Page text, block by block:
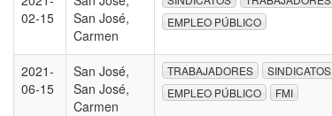
02-15
San José,
Carmen
EMPLEO PÚBLICO
2021-
06-15
San José,
San José,
Carmen
TRABAJADORES
SINDICATOS
EMPLEO PÚBLICO
FMI